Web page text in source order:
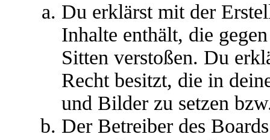
Du erklärst mit der
Inhalte enthält, die
Sitten verstoßen. Du
Recht besitzt, die in
und Bilder zu setzen
Der Betreiber des